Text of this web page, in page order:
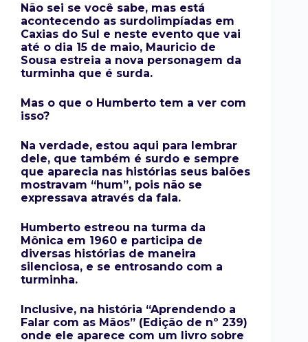
Não sei se você sabe, mas está
acontecendo as surdolimpíadas em
Caxias do Sul e neste evento que vai
até o dia 15 de maio, Mauricio de
Sousa estreia a nova personagem da
turminha que é surda.
Mas o que o Humberto tem a ver com
isso?
Na verdade, estou aqui para lembrar
dele, que também é surdo e sempre
que aparecia nas histórias seus balões
mostravam “hum”, pois não se
expressava através da fala.
Humberto estreou na turma da
Mônica em 1960 e participa de
diversas histórias de maneira
silenciosa, e se entrosando com a
turminha.
Inclusive, na história “Aprendendo a
Falar com as Mãos” (Edição de nº 239)
onde ele aparece com um livro sobre